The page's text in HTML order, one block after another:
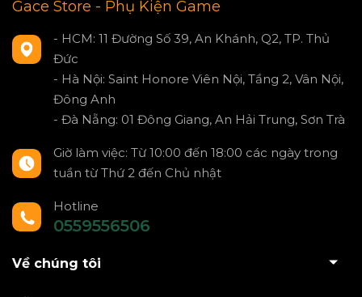
Gace Store - Phụ Kiện Game
- HCM: 11 Đường Số 39, An Khánh, Q2, TP. Thủ
Đức
- Hà Nội: Saint Honore Viên Nội, Tầng 2, Vân Nội,
Đông Anh
- Đà Nẵng: 01 Đông Giang, An Hải Trung, Sơn Trà
Giờ làm việc: Từ 10:00 đến 18:00 các ngày trong
tuần từ Thứ 2 đến Chủ nhật
Hotline
0559556506
Về chúng tôi